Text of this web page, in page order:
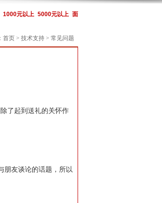
1000元以上 5000元以上 面
首页 > 技术支持 > 常见问题
了起到送礼的关怀作
朋友谈论的话题，所以